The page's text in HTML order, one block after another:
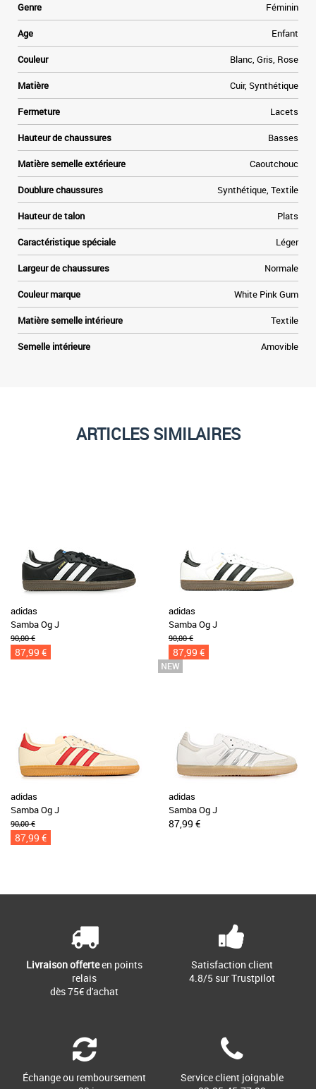
Genre Féminin
Age Enfant
Couleur Blanc, Gris, Rose
Matière Cuir, Synthétique
Fermeture Lacets
Hauteur de chaussures Basses
Matière semelle extérieure Caoutchouc
Doublure chaussures Synthétique, Textile
Hauteur de talon Plats
Caractéristique spéciale Léger
Largeur de chaussures Normale
Couleur marque White Pink Gum
Matière semelle intérieure Textile
Semelle intérieure Amovible
ARTICLES SIMILAIRES
adidas
Samba Og J
90,00 €
87,99 €
adidas
Samba Og J
90,00 €
87,99 €
adidas
Samba Og J
90,00 €
87,99 €
adidas
Samba Og J
87,99 €
Livraison offerteen points
relais
dès 75€ d'achat
Satisfaction client
4.8/5 sur Trustpilot
Échange ou remboursement
Service client joignable